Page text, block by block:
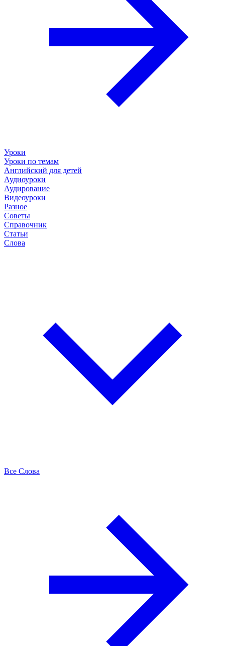
Уроки
Уроки по темам
Английский для детей
Аудиоуроки
Аудирование
Видеоуроки
Разное
Советы
Справочник
Статьи
Слова
Все Слова